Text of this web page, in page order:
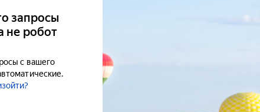
запросы
не робот
с вашего